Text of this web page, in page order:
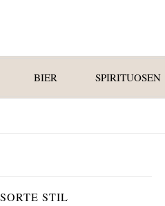
BIER SPIRITUOSEN
SORTE STIL